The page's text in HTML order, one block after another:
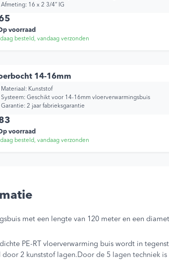
Afmeting: 16 x 2 3/4” IG
voorraad
besteld, vandaag verzonden
14-16mm
Materiaal: Kunststof
Systeem: Geschikt voor 14-16mm vloerverwarmingsbuis
Garantie: 2 jaar fabrieksgarantie
voorraad
besteld, vandaag verzonden
met een lengte van 120 meter en een
PE-RT vloerverwarming buis wordt in
2 kunststof lagen.Door de 5 lagen techniek